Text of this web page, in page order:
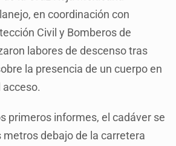
en coordinación con
Civil y Bomberos de
labores de descenso tras
la presencia de un cuerpo en
acceso.
primeros informes, el cadáver se
debajo de la carretera